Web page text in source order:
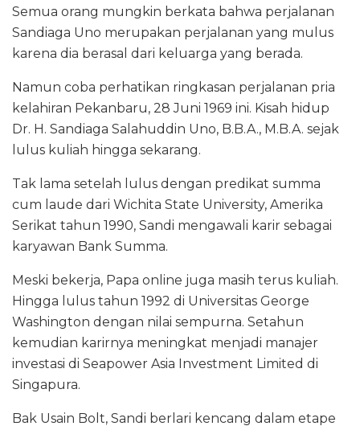
Semua orang mungkin berkata bahwa perjalanan
Sandiaga Uno merupakan perjalanan yang mulus
karena dia berasal dari keluarga yang berada.
Namun coba perhatikan ringkasan perjalanan pria
kelahiran Pekanbaru, 28 Juni 1969 ini. Kisah hidup
Dr. H. Sandiaga Salahuddin Uno, B.B.A., M.B.A. sejak
lulus kuliah hingga sekarang.
Tak lama setelah lulus dengan predikat summa
cum laude dari Wichita State University, Amerika
Serikat tahun 1990, Sandi mengawali karir sebagai
karyawan Bank Summa.
Meski bekerja, Papa online juga masih terus kuliah.
Hingga lulus tahun 1992 di Universitas George
Washington dengan nilai sempurna. Setahun
kemudian karirnya meningkat menjadi manajer
investasi di Seapower Asia Investment Limited di
Singapura.
Bak Usain Bolt, Sandi berlari kencang dalam etape